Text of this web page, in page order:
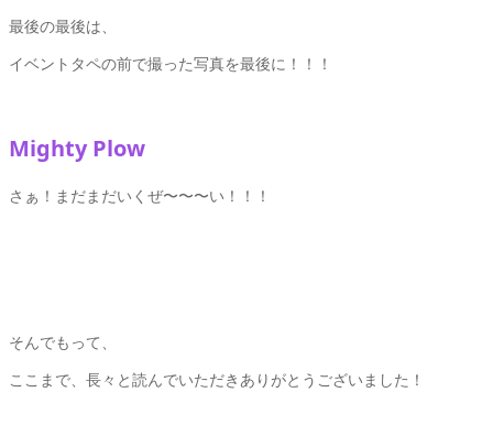
最後の最後は、
イベントタペの前で撮った写真を最後に！！！
Mighty Plow
さぁ！まだまだいくぜ〜〜〜い！！！
そんでもって、
ここまで、長々と読んでいただきありがとうございました！